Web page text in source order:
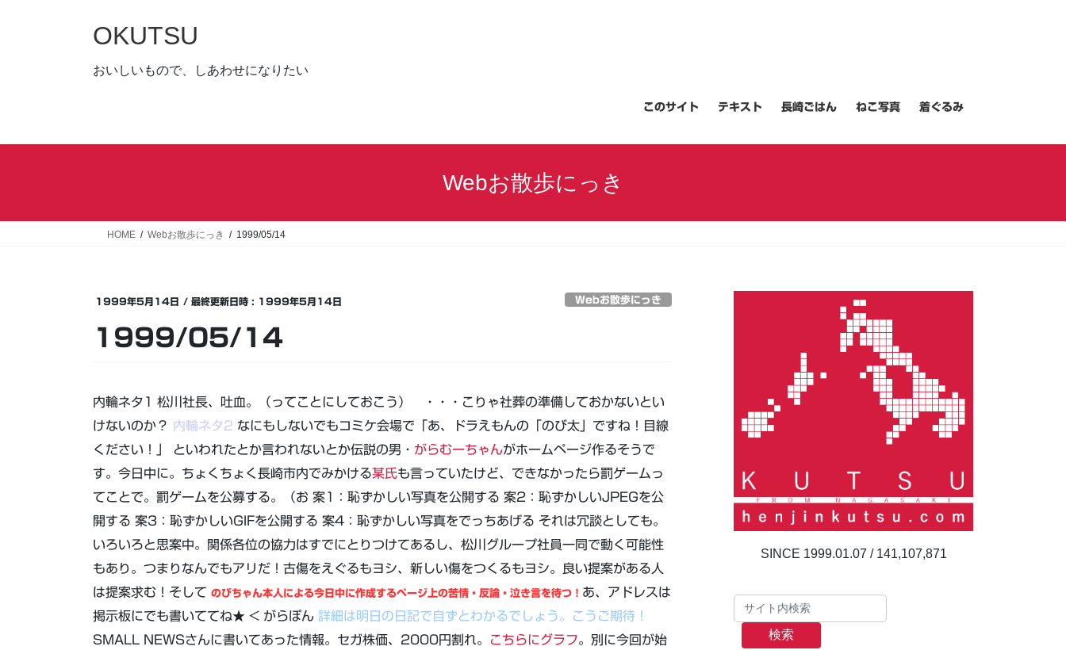
キ
に
OKUTSU
おいしいもので、しあわせになりたい
このサイト テキスト 長崎ごはん ねこ写真 着ぐるみ
Webお散歩にっき
HOME Webお散歩にっき 1999/05/14
1999年5月14日 / 最終更新日時 : 1999年5月14日 Webお散歩にっき
1999/05/14
内輪ネタ1 松川社長、吐血。（ってことにしておこう） ・・・こりゃ社葬の準備しておかないとい
けないのか？ 内輪ネタ2 なにもしないでもコミケ会場で「あ、ドラえもんの「のび太」ですね！目線
ください！」 といわれたとか言われないとか伝説の男・ がらむーちゃんがホームページ作るそうで
す。今日中に。ちょくちょく長崎市内でみかける某氏も言っていたけど、できなかったら罰ゲームっ
てことで。罰ゲームを公募する。（お 案1：恥ずかしい写真を公開する 案2：恥ずかしいJPEGを公
開する 案3：恥ずかしいGIFを公開する 案4：恥ずかしい写真をでっちあげる それは冗談としても。
いろいろと思案中。関係各位の協力はすでにとりつけてあるし、松川グループ社員一同で動く可能性
もあり。つまりなんでもアリだ！古傷をえぐるもヨシ、新しい傷をつくるもヨシ。良い提案がある人
は提案求む！そして のびちゃん本人による今日中に作成するページ上の苦情・反論・泣き言を待つ！ あ、アドレスは
掲示板にでも書いててね★ < がらぽん 詳細は明日の日記で自ずとわかるでしょう。こうご期待！
SMALL NEWSさんに書いてあった情報。セガ株価、2000円割れ。
こちらにグラフ。別に今回が始
141,107,871
検索